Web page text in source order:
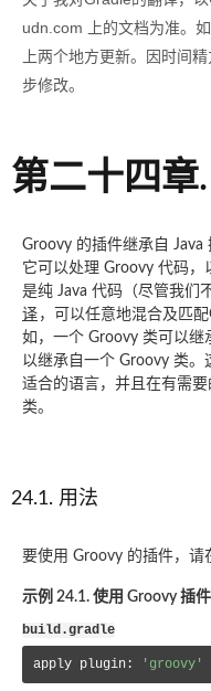
udn.com 上的文档为准。
上两个地方更新。因时间
步修改。
第二十四章
Groovy 的插件继承自 Java
它可以处理 Groovy 代码，
是纯 Java 代码（尽管我们
译 ，可以任意地混合及匹
如，一个 Groovy 类可以继
以继承自一个 Groovy 类
适合的语言，并且在有需
类。
24.1. 用法
要使用 Groovy 的插件，请
示例 24.1. 使用 Groovy 插件
build.gradle
apply plugin: 'groovy'